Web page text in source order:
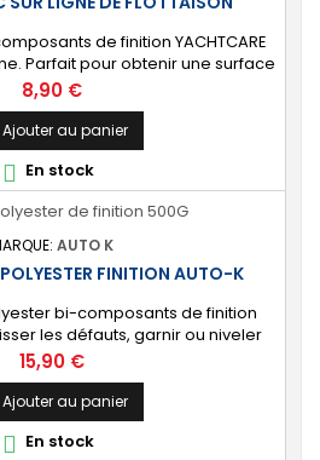
de finition YACHTCARE
Parfait pour obtenir une surface
prête à peindre au-dessus de la
votre bateau. ⚙️ [Haute qualité]
supérieure et sans styrène.
se situant sur la partie non
des coques en...
Prix
8,90 €
Ajouter au panier
 En stock
AUTO K
FINITION AUTO-K
bi-composants de finition
les défauts, garnir ou niveler
peinture. ⚙️ [Universel] Conçu
travaux de carrosserie, le mastic
pour garnir tout type de support
à 0,5 cm : polyester, métal, béton,
céramique,...
Prix
15,90 €
Ajouter au panier
 En stock